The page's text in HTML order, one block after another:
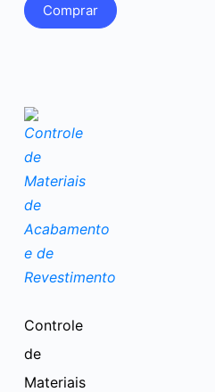
Comprar
Controle
de
Materiais